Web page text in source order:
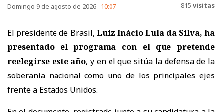
Domingo 9 de agosto de 2026 10:07 815 visitas
El presidente de Brasil, Luiz Inácio Lula da Silva, ha
presentado el programa con el que pretende
reelegirse este año, y en el que sitúa la defensa de la
soberanía nacional como uno de los principales ejes
frente a Estados Unidos.